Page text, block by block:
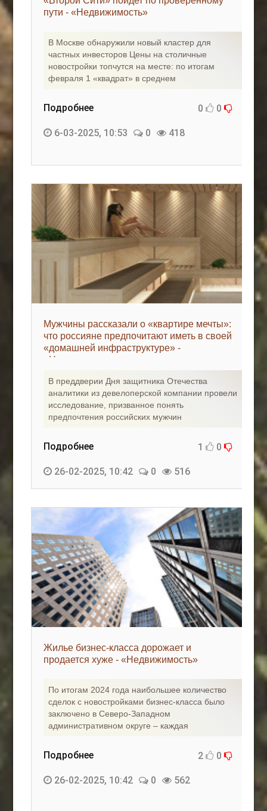
пути - «Недвижимость»
В Москве обнаружили новый кластер для
частных инвесторов Цены на столичные
новостройки топчутся на месте: по итогам
февраля 1 «квадрат» в среднем
Подробнее 0 0
6-03-2025, 10:53 0 418
Мужчины рассказали о «квартире мечты»:
что россияне предпочитают иметь в своей
«домашней инфраструктуре» -
«Недвижимость»
В преддверии Дня защитника Отечества
аналитики из девелоперской компании провели
исследование, призванное понять
предпочтения российских мужчин
Подробнее 1 0
26-02-2025, 10:42 0 516
Жилье бизнес-класса дорожает и
продается хуже - «Недвижимость»
По итогам 2024 года наибольшее количество
сделок с новостройками бизнес-класса было
заключено в Северо-Западном
административном округе – каждая
Подробнее 2 0
26-02-2025, 10:42 0 562